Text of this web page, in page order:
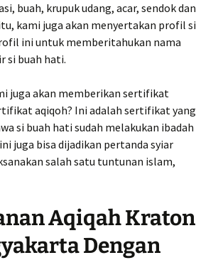
buah, krupuk udang, acar, sendok dan
kami juga akan menyertakan profil si
ini untuk memberitahukan nama
si buah hati.
juga akan memberikan sertifikat
aqiqoh? Ini adalah sertifikat yang
si buah hati sudah melakukan ibadah
juga bisa dijadikan pertanda syiar
salah satu tuntunan islam,
Aqiqah Kraton
Dengan